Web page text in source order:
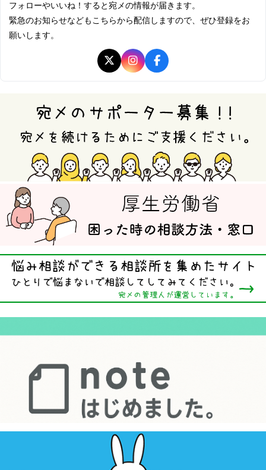
フォローやいいね！すると宛メの情報が届きます。
緊急のお知らせなどもこちらから配信しますので、ぜひ登録をお
願いします。